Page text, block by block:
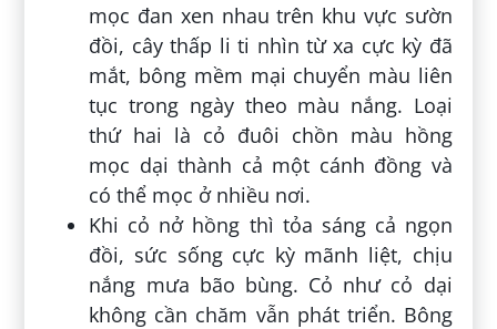
mọc đan xen nhau trên khu vực sườn
đồi, cây thấp li ti nhìn từ xa cực kỳ đã
mắt, bông mềm mại chuyển màu liên
tục trong ngày theo màu nắng. Loại
thứ hai là cỏ đuôi chồn màu hồng
mọc dại thành cả một cánh đồng và
có thể mọc ở nhiều nơi.
Khi cỏ nở hồng thì tỏa sáng cả ngọn
đồi, sức sống cực kỳ mãnh liệt, chịu
nắng mưa bão bùng. Cỏ như cỏ dại
không cần chăm vẫn phát triển. Bông